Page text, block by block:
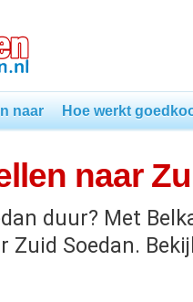
naar Hoe werkt
naar
duur? Met
Zuid Soedan.